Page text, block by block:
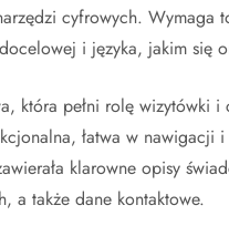
cyfrowych.
i języka, jakim się
która pełni rolę wizytówki
łatwa w nawigacji
klarowne opisy
a także dane kontaktowe.